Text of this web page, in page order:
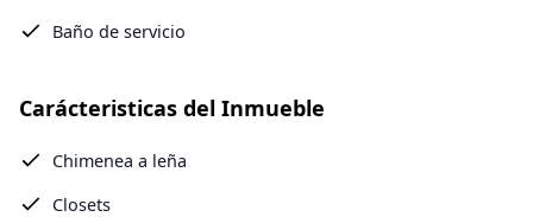
Baño de servicio
Carácteristicas del Inmueble
Chimenea a leña
Closets